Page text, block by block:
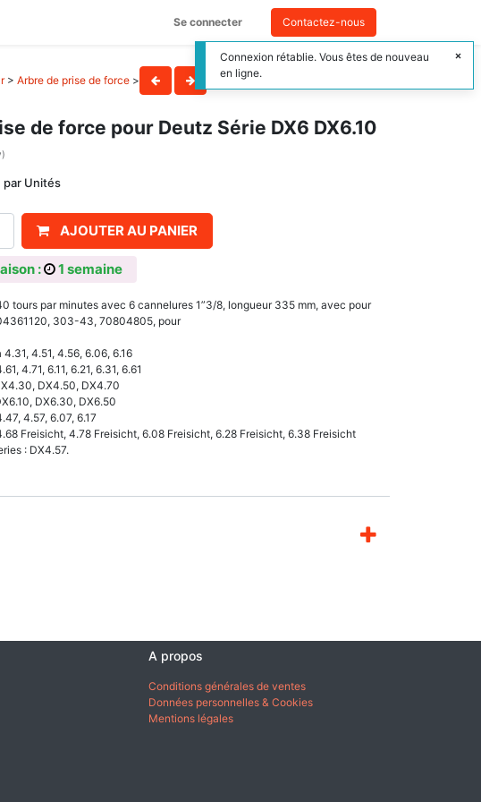
Se connecter Contactez-nous
> Arbre de prise de force >
de force pour Deutz Série DX6 DX6.10
par Unités
AJOUTER AU PANIER
: 1 semaine
tours par minutes avec 6 cannelures 1”3/8, longueur 335 mm, avec pour
303-43, 70804805, pour
4.31, 4.51, 4.56, 6.06, 6.16
4.71, 6.11, 6.21, 6.31, 6.61
DX4.50, DX4.70
DX6.30, DX6.50
4.57, 6.07, 6.17
Freisicht, 4.78 Freisicht, 6.08 Freisicht, 6.28 Freisicht, 6.38 Freisicht
: DX4.57.
A propos
Conditions générales de ventes
Données personnelles & Cookies
Mentions légales
Connexion rétablie. Vous êtes de nouveau
en ligne.